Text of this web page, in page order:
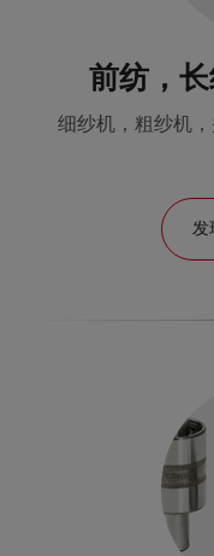
前纺，
细纱机，粗纱机
发